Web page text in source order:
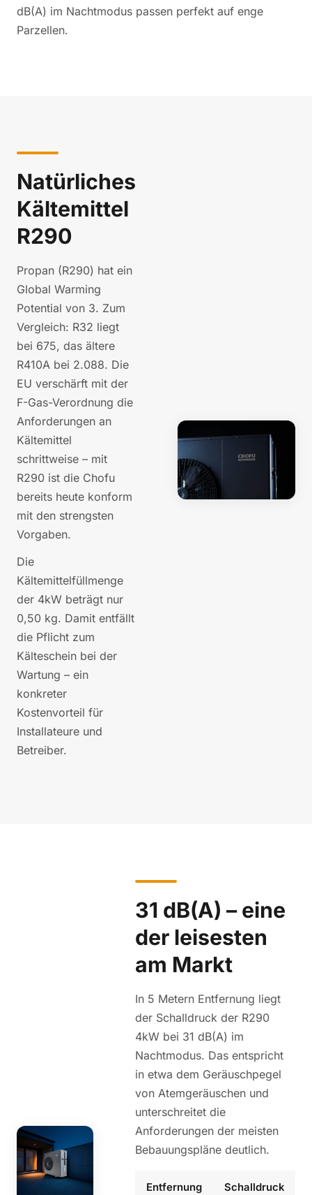
dB(A) im Nachtmodus passen perfekt auf enge
Parzellen.
Natürliches
Kältemittel
R290
Propan (R290) hat ein
Global Warming
Potential von 3. Zum
Vergleich: R32 liegt
bei 675, das ältere
R410A bei 2.088. Die
EU verschärft mit der
F-Gas-Verordnung die
Anforderungen an
Kältemittel
schrittweise – mit
R290 ist die Chofu
bereits heute konform
mit den strengsten
Vorgaben.
Die
Kältemittelfüllmenge
der 4kW beträgt nur
0,50 kg. Damit entfällt
die Pflicht zum
Kälteschein bei der
Wartung – ein
konkreter
Kostenvorteil für
Installateure und
Betreiber.
31 dB(A) – eine
der leisesten
am Markt
In 5 Metern Entfernung liegt
der Schalldruck der R290
4kW bei 31 dB(A) im
Nachtmodus. Das entspricht
in etwa dem Geräuschpegel
von Atemgeräuschen und
unterschreitet die
Anforderungen der meisten
Bebauungspläne deutlich.
Entfernung Schalldruck